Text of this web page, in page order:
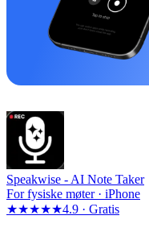
Speakwise - AI Note Taker
For fysiske møter · iPhone
★★★★★4.9 · Gratis